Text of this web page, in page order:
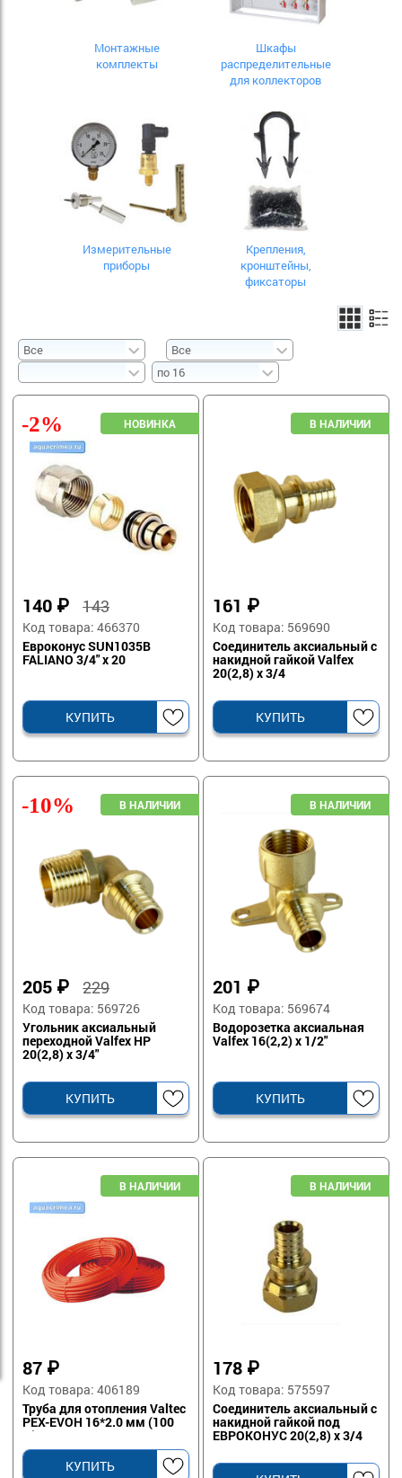
Монтажные
комплекты
Шкафы
распределительные
для коллекторов
Измерительные
приборы
Крепления,
кронштейны,
фиксаторы
140 ₽143
Код товара: 466370
Евроконус SUN1035B
FALIANO 3/4" х 20
КУПИТЬ
-2%
161 ₽
Код товара: 569690
Соединитель аксиальный с
накидной гайкой Valfex
20(2,8) х 3/4
КУПИТЬ
205 ₽229
Код товара: 569726
Угольник аксиальный
переходной Valfex НР
20(2,8) х 3/4"
КУПИТЬ
-10%
201 ₽
Код товара: 569674
Водорозетка аксиальная
Valfex 16(2,2) х 1/2"
КУПИТЬ
87 ₽
Код товара: 406189
Труба для отопления Valtec
PEX-EVOH 16*2.0 мм (100
м)
КУПИТЬ
178 ₽
Код товара: 575597
Соединитель аксиальный с
накидной гайкой под
ЕВРОКОНУС 20(2,8) х 3/4